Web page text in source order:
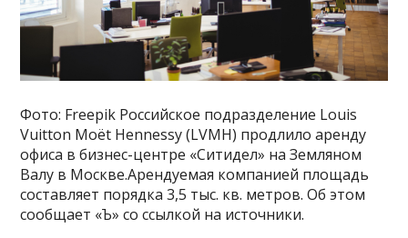
Фото: Freepik Российское подразделение Louis
Vuitton Moët Hennessy (LVMH) продлило аренду
офиса в бизнес-центре «Ситидел» на Земляном
Валу в Москве.Арендуемая компанией площадь
составляет порядка 3,5 тыс. кв. метров. Об этом
сообщает «Ъ» со ссылкой на источники.